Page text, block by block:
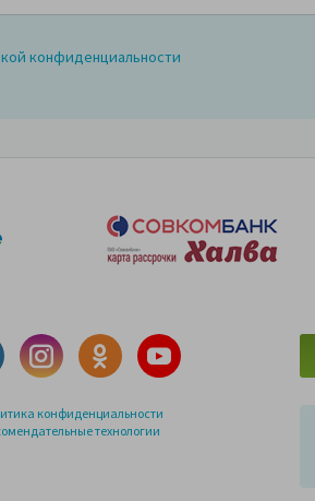
конфиденциальности
конфиденциальности
технологии